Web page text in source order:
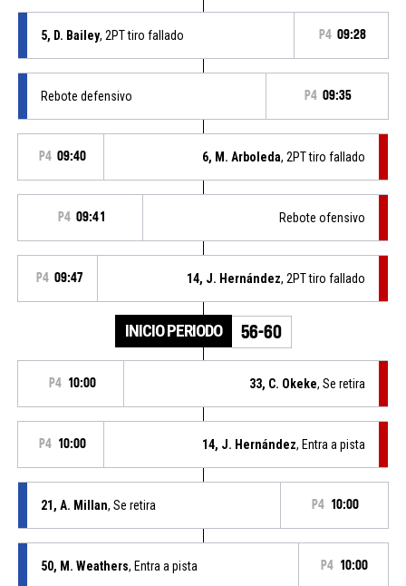
5, D. Bailey, 2PT tiro fallado P4 09:28
Rebote defensivo P4 09:35
P4 09:40 6, M. Arboleda, 2PT tiro fallado
P4 09:41 Rebote ofensivo
P4 09:47 14, J. Hernández, 2PT tiro fallado
INICIO PERIODO 56-60
P4 10:00 33, C. Okeke, Se retira
P4 10:00 14, J. Hernández, Entra a pista
21, A. Millan, Se retira P4 10:00
50, M. Weathers, Entra a pista P4 10:00